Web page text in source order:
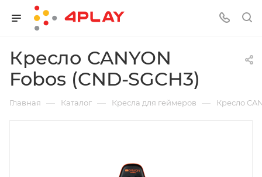
Кресло CANYON
Fobos (CND-SGCH3)
Главная — Каталог — Кресла для геймеров — Кресло